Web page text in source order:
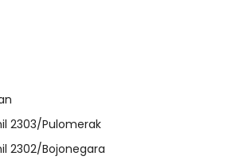
2303/Pulomerak
2302/Bojonegara